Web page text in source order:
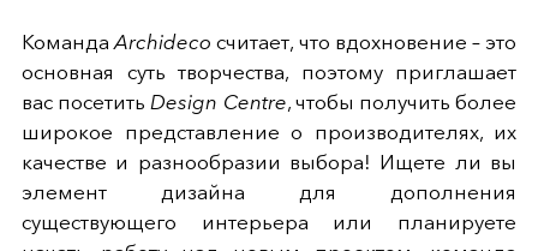
КомандаArchideco считает, что вдохновение – это
основная суть творчества, поэтому приглашает
вас посетитьDesign Centre, чтобы получить более
широкое представление о производителях, их
качестве и разнообразии выбора! Ищете ли вы
элемент дизайна для дополнения
существующего интерьера или планируете